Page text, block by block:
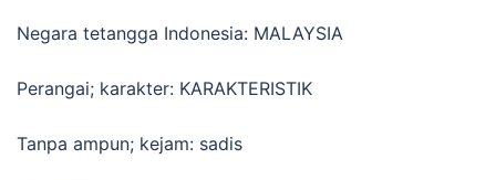
Negara tetangga Indonesia: MALAYSIA
Perangai; karakter: KARAKTERISTIK
Tanpa ampun; kejam: sadis